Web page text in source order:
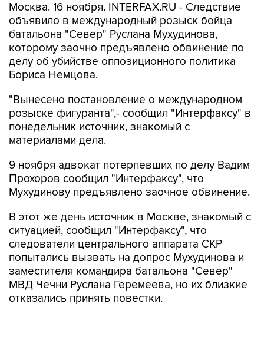
Москва. 16 ноября. INTERFAX.RU - Следствие
объявило в международный розыск бойца
батальона "Север" Руслана Мухудинова,
которому заочно предъявлено обвинение по
делу об убийстве оппозиционного политика
Бориса Немцова.
"Вынесено постановление о международном
розыске фигуранта",- сообщил "Интерфаксу" в
понедельник источник, знакомый с
материалами дела.
9 ноября адвокат потерпевших по делу Вадим
Прохоров сообщил "Интерфаксу", что
Мухудинову предъявлено заочное обвинение.
В этот же день источник в Москве, знакомый с
ситуацией, сообщил "Интерфаксу", что
следователи центрального аппарата СКР
попытались вызвать на допрос Мухудинова и
заместителя командира батальона "Север"
МВД Чечни Руслана Геремеева, но их близкие
отказались принять повестки.